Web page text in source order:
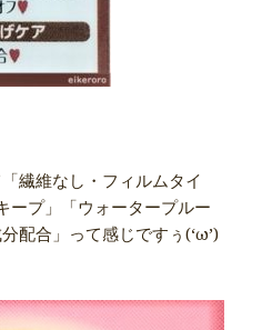
繊維なし・フィルムタイ
ープ」「ウォータープルー
配合」って感じですぅ(‘ω’)